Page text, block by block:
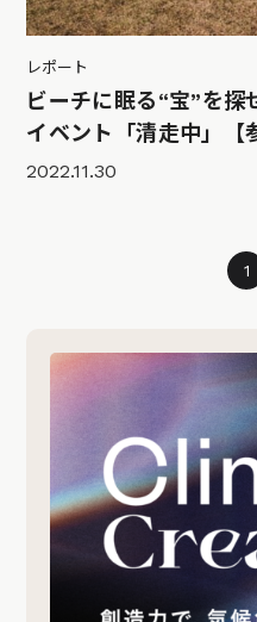
レポート
ビーチに眠る“宝”を探
イベント「清走中」【
2022.11.30
1